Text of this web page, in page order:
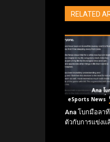
RELATED
eSports News
Ana โบกมือลาที
ตัวกับการแข่งแ